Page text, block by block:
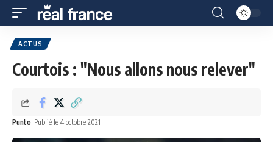
ACTUS
Courtois : "Nous allons nous relever"
Punto Publié le 4 octobre 2021